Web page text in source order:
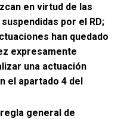
en virtud de las
por el RD;
han quedado
expresamente
una actuación
el apartado 4 del
general de